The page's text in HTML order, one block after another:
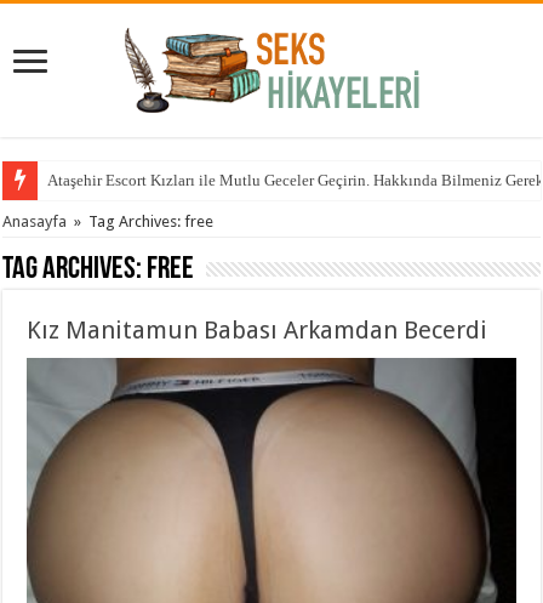
Ataşehir Escort Kızları ile Mutlu Geceler Geçirin. Hakkında Bilmeniz
Anasayfa » Tag Archives: free
Tag Archives: free
Kız Manitamun Babası Arkamdan Becerdi